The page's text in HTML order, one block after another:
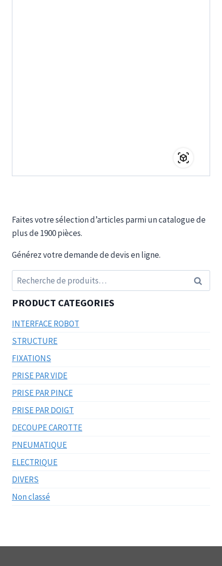
Faites votre sélection d’articles parmi un catalogue de
plus de 1900 pièces.
Générez votre demande de devis en ligne.
Recherche
pour :
PRODUCT CATEGORIES
INTERFACE ROBOT
STRUCTURE
FIXATIONS
PRISE PAR VIDE
PRISE PAR PINCE
PRISE PAR DOIGT
DECOUPE CAROTTE
PNEUMATIQUE
ELECTRIQUE
DIVERS
Non classé